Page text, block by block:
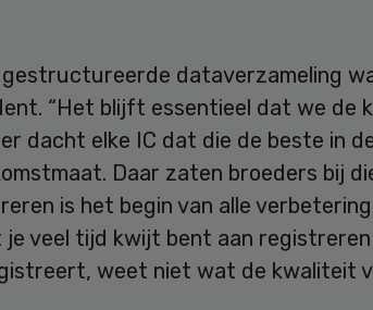
gestructureerde dataverzameling
“Het blijft essentieel dat we de
dacht elke IC dat die de beste in
Daar zaten broeders bij
is het begin van alle
veel tijd kwijt bent aan registreren
weet niet wat de kwaliteit